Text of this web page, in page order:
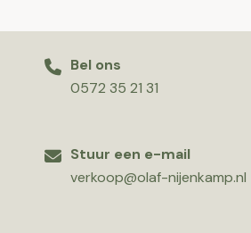
Bel ons
0572 35 21 31
Stuur een e-mail
verkoop@olaf-nijenkamp.nl